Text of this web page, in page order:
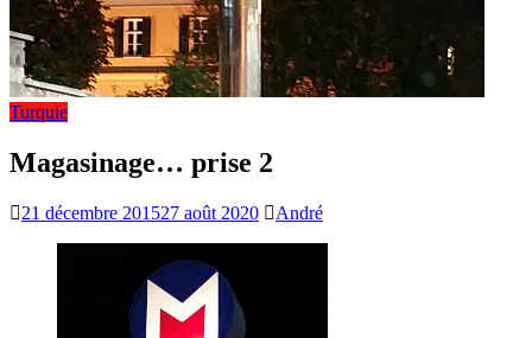
Turquie
Magasinage… prise 2
21 décembre 201527 août 2020 André